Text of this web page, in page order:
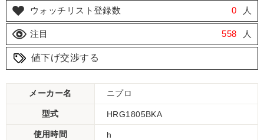
ウォッチリスト登録数 0 人
注目 558 人
値下げ交渉する
メーカー名 ニプロ
型式 HRG1805BKA
使用時間 h